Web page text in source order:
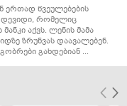
ერთად წვეულებების
დევიდი, რომელიც
აქვს. ლენის მამა
ზრუნვას დაავალებენ.
გახდებიან ...